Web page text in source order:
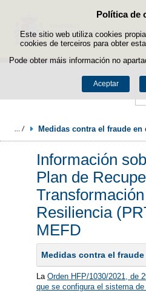
Política de
Este sitio web utiliza cookies
cookies de terceiros para obter
Pode obter máis información no
Aceptar
Medidas contra el fraude en
Información
Plan de
Resiliencia
MEFD
Medidas contra el fraude
La Orden HFP/1030/2021, de
que se configura el sistema